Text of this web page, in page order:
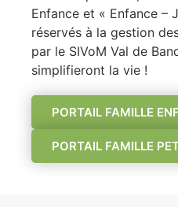
Enfance et « Enfance –
réservés à la gestion
par le SIVoM Val de
simplifieront la vie !
PORTAIL FAMILLE
PORTAIL FAMILLE